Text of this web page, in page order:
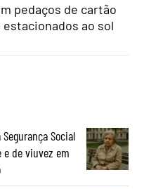
pedaços de cartão
ao sol
Social
e de viuvez em